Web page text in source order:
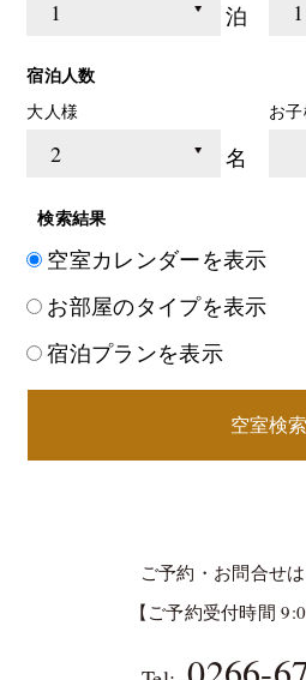
泊
宿泊人数
大人様
名
お
検索結果
空室カレンダーを表示
お部屋のタイプを表示
宿泊プランを表示
空室検索
ご予約・お問合せ
【ご予約受付時間